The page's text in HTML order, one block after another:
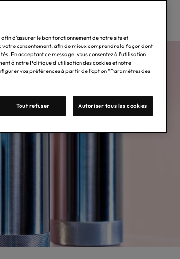
d'assurer le bon fonctionnement de notre site et
consentement, afin de mieux comprendre la façon dont
En acceptant ce message, vous consentez à l’utilisation
à notre Politique d'utilisation des cookies et notre
vos préférences à partir de l’option "Paramètres des
Tout refuser Autoriser tous les cookies